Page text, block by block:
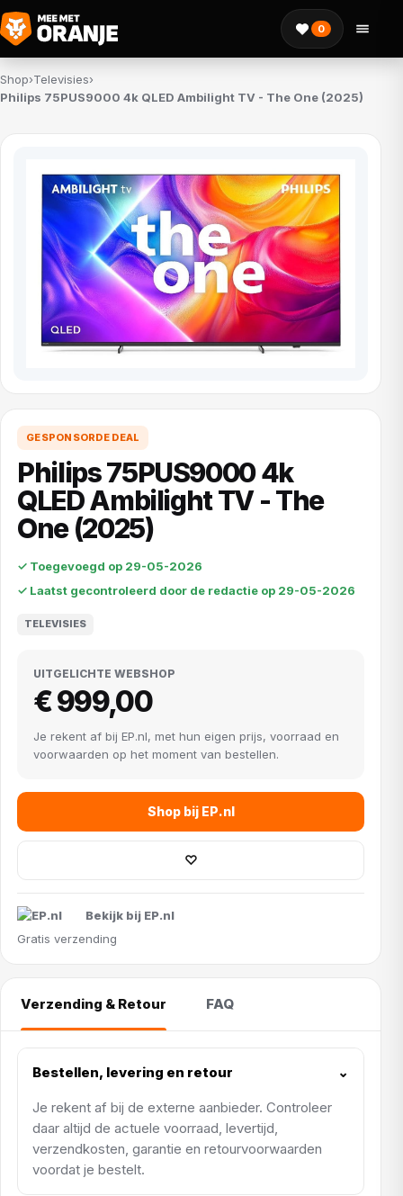
0
Shop›Televisies›
Philips 75PUS9000 4k QLED Ambilight TV - The One (2025)
GESPONSORDE DEAL
Philips 75PUS9000 4k
QLED Ambilight TV - The
One (2025)
✓ Toegevoegd op 29-05-2026
✓ Laatst gecontroleerd door de redactie op 29-05-2026
TELEVISIES
UITGELICHTE WEBSHOP
€ 999,00
Je rekent af bij EP.nl, met hun eigen prijs, voorraad en
voorwaarden op het moment van bestellen.
Shop bij EP.nl
♡
Bekijk bij EP.nl
Gratis verzending
Verzending & Retour FAQ
Bestellen, levering en retour ⌄
Je rekent af bij de externe aanbieder. Controleer
daar altijd de actuele voorraad, levertijd,
verzendkosten, garantie en retourvoorwaarden
voordat je bestelt.